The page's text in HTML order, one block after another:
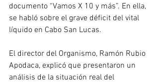
documento “Vamos X 10 y más”. En ella,
se habló sobre el grave déficit del vital
líquido en Cabo San Lucas.
El director del Organismo, Ramón Rubio
Apodaca, explicó que presentaron un
análisis de la situación real del